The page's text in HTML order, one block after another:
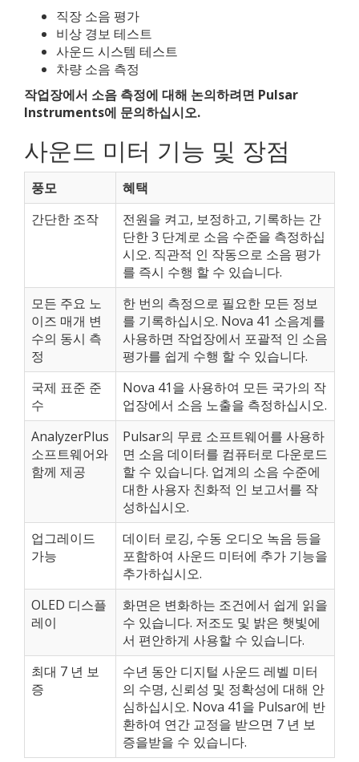
직장 소음 평가
비상 경보 테스트
사운드 시스템 테스트
차량 소음 측정
작업장에서 소음 측정에 대해 논의하려면 Pulsar
Instruments에 문의하십시오.
사운드 미터 기능 및 장점
풍모
혜택
간단한 조작
전원을 켜고, 보정하고, 기록하는 간
단한 3 단계로 소음 수준을 측정하십
시오. 직관적 인 작동으로 소음 평가
를 즉시 수행 할 수 있습니다.
모든 주요 노
이즈 매개 변
수의 동시 측
정
한 번의 측정으로 필요한 모든 정보
를 기록하십시오. Nova 41 소음계를
사용하면 작업장에서 포괄적 인 소음
평가를 쉽게 수행 할 수 있습니다.
국제 표준 준
수
Nova 41을 사용하여 모든 국가의 작
업장에서 소음 노출을 측정하십시오.
AnalyzerPlus
소프트웨어와
함께 제공
Pulsar의 무료 소프트웨어를 사용하
면 소음 데이터를 컴퓨터로 다운로드
할 수 있습니다. 업계의 소음 수준에
대한 사용자 친화적 인 보고서를 작
성하십시오.
업그레이드
가능
데이터 로깅, 수동 오디오 녹음 등을
포함하여 사운드 미터에 추가 기능을
추가하십시오.
OLED 디스플
레이
화면은 변화하는 조건에서 쉽게 읽을
수 있습니다. 저조도 및 밝은 햇빛에
서 편안하게 사용할 수 있습니다.
최대 7 년 보
증
수년 동안 디지털 사운드 레벨 미터
의 수명, 신뢰성 및 정확성에 대해 안
심하십시오. Nova 41을 Pulsar에 반
환하여 연간 교정을 받으면 7 년 보
증을받을 수 있습니다.